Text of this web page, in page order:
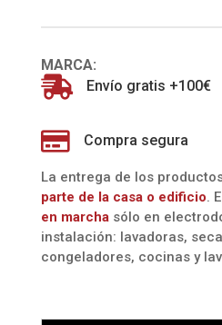
LITROS
(SOGO)
MARCA:
 Envío gratis +100€
 Compra segura
La entrega de los
parte de la casa o edificio.
en marchasólo en
instalación: lavadoras,
congeladores, cocinas y